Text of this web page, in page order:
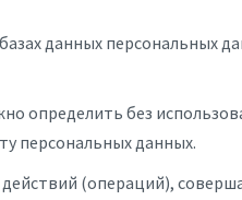
данных персональных
определить без
персональных данных.
(операций),